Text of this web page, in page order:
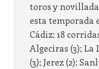
toros y
esta temporada
Cádiz: 18
Algeciras (3); La
(3); Jerez (2);